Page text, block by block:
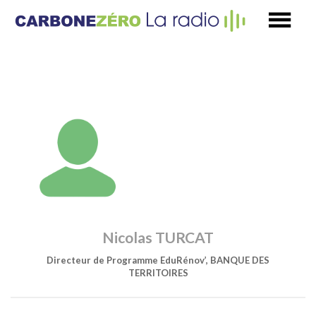
Nicolas TURCAT
Directeur de Programme EduRénov’, BANQUE DES
TERRITOIRES